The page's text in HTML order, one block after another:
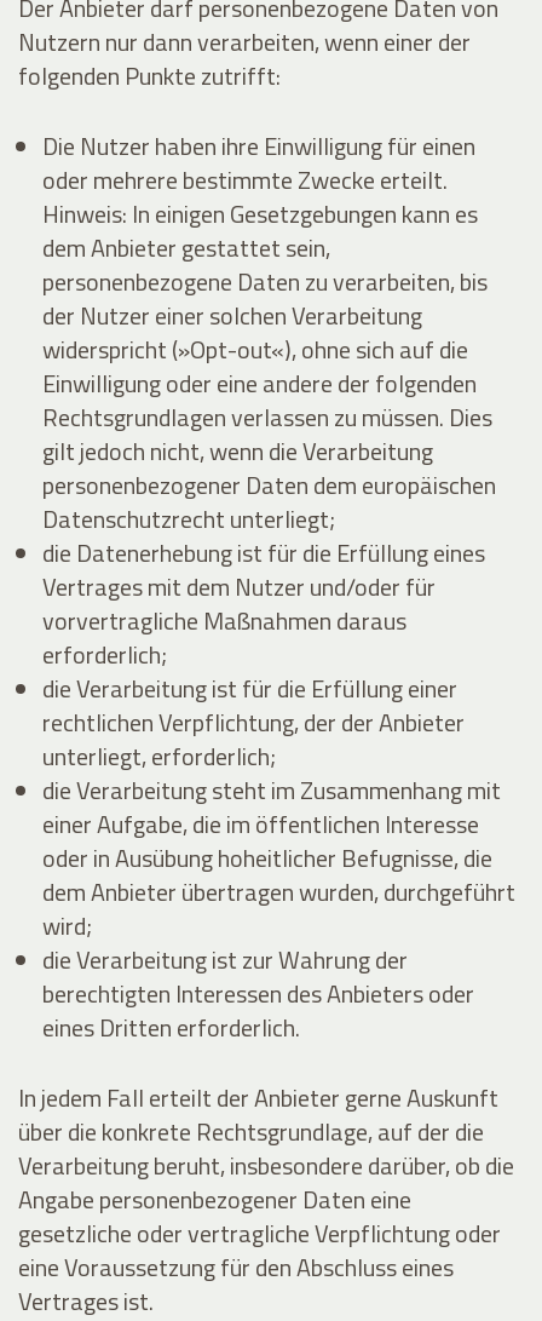
Der Anbieter darf personenbezogene Daten von
Nutzern nur dann verarbeiten, wenn einer der
folgenden Punkte zutrifft:
Die Nutzer haben ihre Einwilligung für einen
oder mehrere bestimmte Zwecke erteilt.
Hinweis: In einigen Gesetzgebungen kann es
dem Anbieter gestattet sein,
personenbezogene Daten zu verarbeiten, bis
der Nutzer einer solchen Verarbeitung
widerspricht (»Opt-out«), ohne sich auf die
Einwilligung oder eine andere der folgenden
Rechtsgrundlagen verlassen zu müssen. Dies
gilt jedoch nicht, wenn die Verarbeitung
personenbezogener Daten dem europäischen
Datenschutzrecht unterliegt;
die Datenerhebung ist für die Erfüllung eines
Vertrages mit dem Nutzer und/oder für
vorvertragliche Maßnahmen daraus
erforderlich;
die Verarbeitung ist für die Erfüllung einer
rechtlichen Verpflichtung, der der Anbieter
unterliegt, erforderlich;
die Verarbeitung steht im Zusammenhang mit
einer Aufgabe, die im öffentlichen Interesse
oder in Ausübung hoheitlicher Befugnisse, die
dem Anbieter übertragen wurden, durchgeführt
wird;
die Verarbeitung ist zur Wahrung der
berechtigten Interessen des Anbieters oder
eines Dritten erforderlich.
In jedem Fall erteilt der Anbieter gerne Auskunft
über die konkrete Rechtsgrundlage, auf der die
Verarbeitung beruht, insbesondere darüber, ob die
Angabe personenbezogener Daten eine
gesetzliche oder vertragliche Verpflichtung oder
eine Voraussetzung für den Abschluss eines
Vertrages ist.